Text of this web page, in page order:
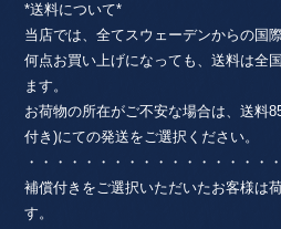
*送料について*
当店では、全てスウェーデンからの国
何点お買い上げになっても、送料は全
ます。
お荷物の所在がご不安な場合は、送料
付き)にての発送をご選択ください。
・・・・・・・・・・・・・・・・・
補償付きをご選択いただいたお客様は
す。